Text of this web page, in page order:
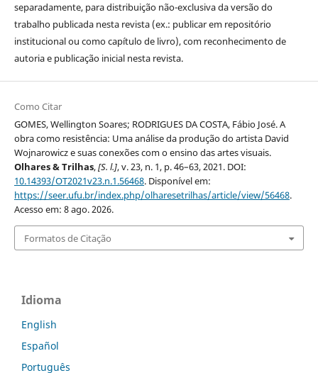
separadamente, para distribuição não-exclusiva da versão do
trabalho publicada nesta revista (ex.: publicar em repositório
institucional ou como capítulo de livro), com reconhecimento de
autoria e publicação inicial nesta revista.
Como Citar
GOMES, Wellington Soares; RODRIGUES DA COSTA, Fábio José. A
obra como resistência: Uma análise da produção do artista David
Wojnarowicz e suas conexões com o ensino das artes visuais.
Olhares & Trilhas,[S. l.], v. 23, n. 1, p. 46–63, 2021. DOI:
10.14393/OT2021v23.n.1.56468. Disponível em:
https://seer.ufu.br/index.php/olharesetrilhas/article/view/56468.
Acesso em: 8 ago. 2026.
Formatos de Citação
Idioma
English
Español
Português